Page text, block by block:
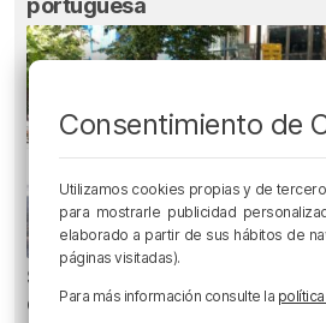
Se incendia un vehículo
del edificio Granada en
Consentimiento de
Utilizamos cookies propias y de
para mostrarle publicidad
elaborado a partir de sus hábitos de
páginas visitadas).
Para más información consulte la